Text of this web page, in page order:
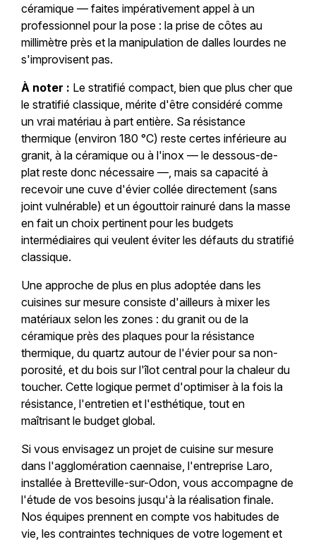
céramique — faites impérativement appel à un
professionnel pour la pose : la prise de côtes au
millimètre près et la manipulation de dalles lourdes ne
s'improvisent pas.
À noter : Le stratifié compact, bien que plus cher que
le stratifié classique, mérite d'être considéré comme
un vrai matériau à part entière. Sa résistance
thermique (environ 180 °C) reste certes inférieure au
granit, à la céramique ou à l'inox — le dessous-de-
plat reste donc nécessaire —, mais sa capacité à
recevoir une cuve d'évier collée directement (sans
joint vulnérable) et un égouttoir rainuré dans la masse
en fait un choix pertinent pour les budgets
intermédiaires qui veulent éviter les défauts du stratifié
classique.
Une approche de plus en plus adoptée dans les
cuisines sur mesure consiste d'ailleurs à mixer les
matériaux selon les zones : du granit ou de la
céramique près des plaques pour la résistance
thermique, du quartz autour de l'évier pour sa non-
porosité, et du bois sur l'îlot central pour la chaleur du
toucher. Cette logique permet d'optimiser à la fois la
résistance, l'entretien et l'esthétique, tout en
maîtrisant le budget global.
Si vous envisagez un projet de cuisine sur mesure
dans l'agglomération caennaise, l'entreprise Laro,
installée à Bretteville-sur-Odon, vous accompagne de
l'étude de vos besoins jusqu'à la réalisation finale.
Nos équipes prennent en compte vos habitudes de
vie, les contraintes techniques de votre logement et